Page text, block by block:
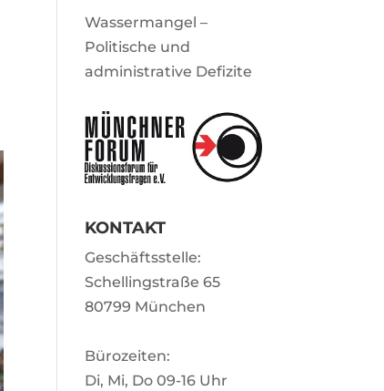
Wassermangel –
Politische und
administrative Defizite
KONTAKT
Geschäftsstelle:
Schellingstraße 65
80799 München
Bürozeiten:
Di, Mi, Do 09-16 Uhr